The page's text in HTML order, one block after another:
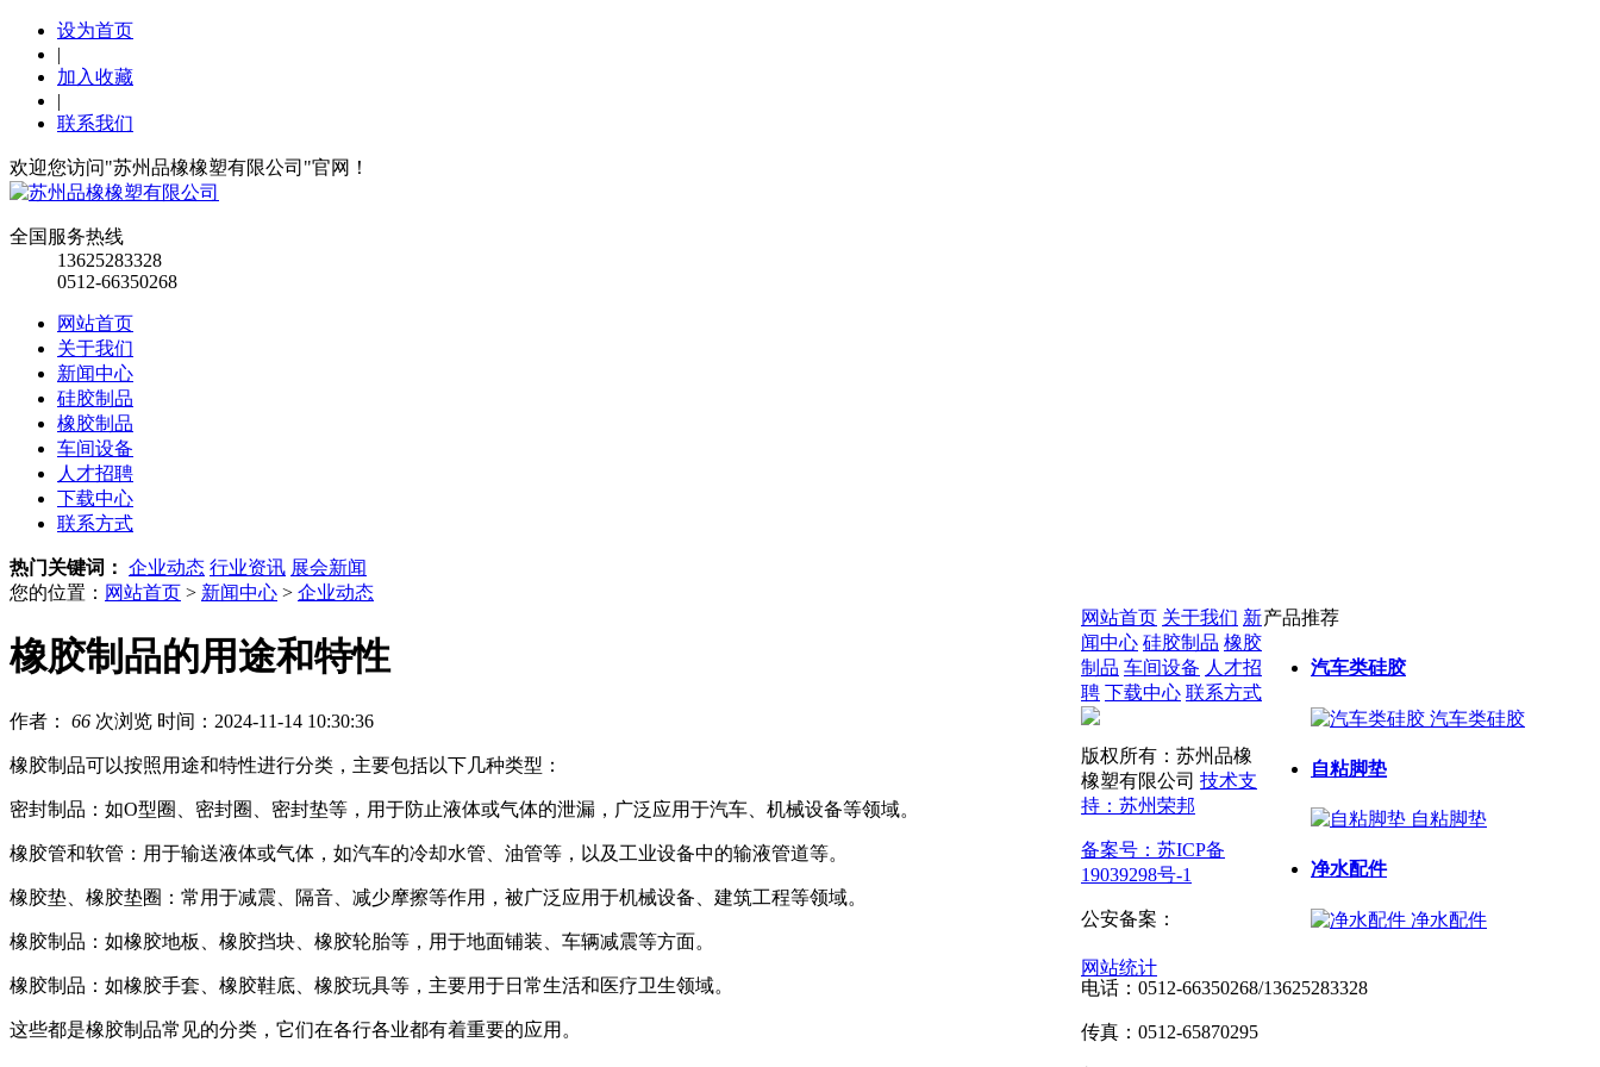
设为首页
|
加入收藏
|
联系我们
欢迎您访问"苏州品橡橡塑有限公司"官网！
全国服务热线
13625283328
0512-66350268
网站首页
关于我们
新闻中心
硅胶制品
橡胶制品
车间设备
人才招聘
下载中心
联系方式
热门关键词： 企业动态 行业资讯 展会新闻
您的位置： 网站首页 > 新闻中心 > 企业动态
产品推荐
汽车类硅胶
汽车类硅胶
自粘脚垫
自粘脚垫
净水配件
净水配件
橡胶制品的用途和特性
作者： 66 次浏览 时间：2024-11-14 10:30:36
橡胶制品可以按照用途和特性进行分类，主要包括以下几种类型：
密封制品：如O型圈、密封圈、密封垫等，用于防止液体或气体的泄漏，广泛应用于汽车、机械设备等领域。
橡胶管和软管：用于输送液体或气体，如汽车的冷却水管、油管等，以及工业设备中的输液管道等。
橡胶垫、橡胶垫圈：常用于减震、隔音、减少摩擦等作用，被广泛应用于机械设备、建筑工程等领域。
橡胶制品：如橡胶地板、橡胶挡块、橡胶轮胎等，用于地面铺装、车辆减震等方面。
橡胶制品：如橡胶手套、橡胶鞋底、橡胶玩具等，主要用于日常生活和医疗卫生领域。
这些都是橡胶制品常见的分类，它们在各行各业都有着重要的应用。
网站首页 关于我们 新
闻中心 硅胶制品 橡胶
制品 车间设备 人才招
聘 下载中心 联系方式
版权所有：苏州品橡
橡塑有限公司 技术支
持：苏州荣邦
备案号：苏ICP备
19039298号-1
公安备案：
电话：0512-66350268/13625283328
传真：0512-65870295
网站统计